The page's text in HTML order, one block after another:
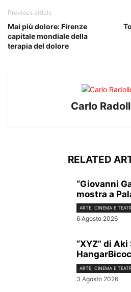
Previous article
Mai più dolore: Firenze
capitale mondiale della
terapia del dolore
Carlo
RELATED
“Giovanni
mostra a
ARTE, CINEMA E
6 Agosto 2026
“XYZ” di
ARTE, CINEMA E
3 Agosto 2026